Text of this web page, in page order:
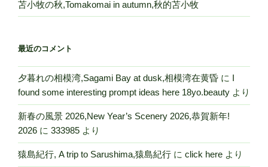
苫小牧の秋,Tomakomai in autumn,秋的苫小牧
最近のコメント
夕暮れの相模湾,Sagami Bay at dusk,相模湾在黄昏 に I
found some interesting prompt ideas here 18yo.beauty より
新春の風景 2026,New Year’s Scenery 2026,恭賀新年!
2026 に 333985 より
猿島紀行, A trip to Sarushima,猿島紀行 に click here より